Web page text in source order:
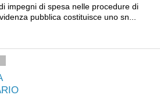
impegni di spesa nelle procedure di
pubblica costituisce uno sn...